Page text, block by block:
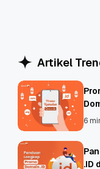
Artikel
6
.ID